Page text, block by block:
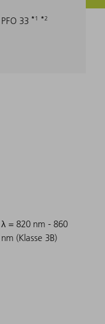
PFO 33 1 2
λ = 820 nm - 860
nm (Klasse 3B)